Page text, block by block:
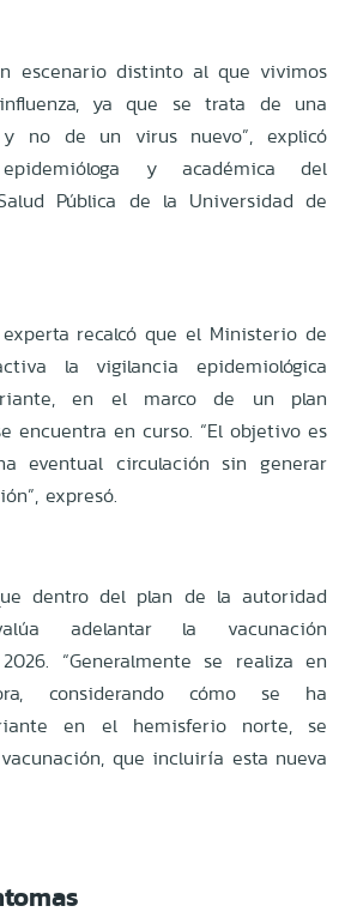
escenario distinto al que vivimos
ya que se trata de una
no de un virus nuevo”, explicó
y académica del
Pública de la Universidad de
recalcó que el Ministerio de
la vigilancia epidemiológica
en el marco de un plan
encuentra en curso. “El objetivo es
eventual circulación sin generar
expresó.
dentro del plan de la autoridad
adelantar la vacunación
“Generalmente se realiza en
considerando cómo se ha
en el hemisferio norte, se
que incluiría esta nueva